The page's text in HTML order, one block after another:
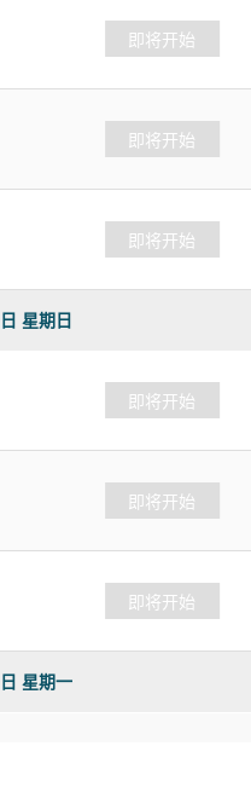
VS
即将开始
VS
即将开始
VS
即将开始
星期日
VS
即将开始
VS
即将开始
VS
即将开始
星期一